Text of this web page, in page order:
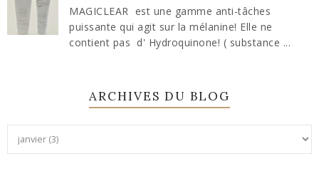
MAGICLEAR est une gamme anti-tâches
puissante qui agit sur la mélanine! Elle ne
contient pas d' Hydroquinone! ( substance ...
ARCHIVES DU BLOG